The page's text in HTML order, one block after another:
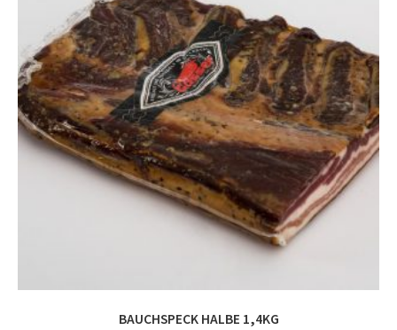
BAUCHSPECK HALBE 1,4KG